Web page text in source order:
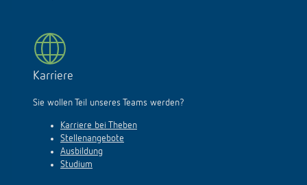
Karriere
Sie wollen Teil unseres Teams werden?
Karriere bei Theben
Stellenangebote
Ausbildung
Studium